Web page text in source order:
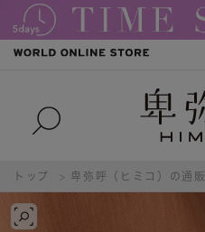
トップ 卑弥呼（ヒミコ）の通販